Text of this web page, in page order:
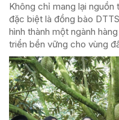
Không chỉ mang lại
đặc biệt là đồng bào
hình thành một ngành
triển bền vững cho vùng